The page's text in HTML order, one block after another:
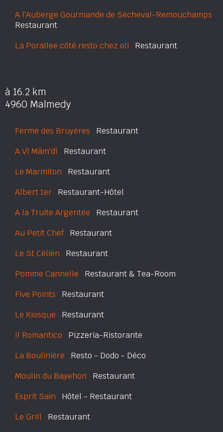
A l'Auberge Gourmande de Sécheval-Remouchamps
Restaurant
La Porallee côté resto chez oli Restaurant
à 16.2 km
4960 Malmedy
Ferme des Bruyères Restaurant
A Vî Mâm'dî Restaurant
Le Marmiton Restaurant
Albert 1er Restaurant-Hôtel
A la Truite Argentée Restaurant
Au Petit ChefRestaurant
Le St Célien Restaurant
Pomme Cannelle Restaurant & Tea-Room
Five Points Restaurant
Le Kiosque Restaurant
Il Romantico Pizzeria-Ristorante
La Boulinière Resto - Dodo - Déco
Moulin du Bayehon Restaurant
Esprit Sain Hôtel - Restaurant
Le Grill Restaurant